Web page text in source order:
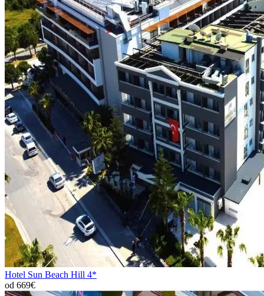
Hotel Sun Beach Hill 4*
od 669€